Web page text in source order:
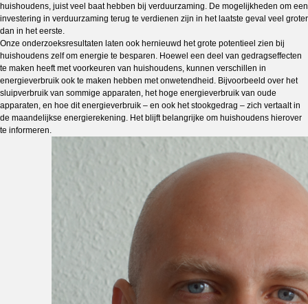
huishoudens, juist veel baat hebben bij verduurzaming. De mogelijkheden om een
investering in verduurzaming terug te verdienen zijn in het laatste geval veel groter
dan in het eerste.
Onze onderzoeksresultaten laten ook hernieuwd het grote potentieel zien bij
huishoudens zelf om energie te besparen. Hoewel een deel van gedragseffecten
te maken heeft met voorkeuren van huishoudens, kunnen verschillen in
energieverbruik ook te maken hebben met onwetendheid. Bijvoorbeeld over het
sluipverbruik van sommige apparaten, het hoge energieverbruik van oude
apparaten, en hoe dit energieverbruik – en ook het stookgedrag – zich vertaalt in
de maandelijkse energierekening. Het blijft belangrijke om huishoudens hierover
te informeren.